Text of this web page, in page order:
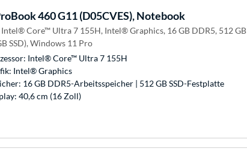
460 G11 (D05CVES), Notebook
Core™ Ultra 7 155H, Intel® Graphics, 16 GB DDR5, 512 GB
SSD), Windows 11 Pro
Intel® Core™ Ultra 7 155H
Intel® Graphics
16 GB DDR5-Arbeitsspeicher | 512 GB SSD-Festplatte
40,6 cm (16 Zoll)